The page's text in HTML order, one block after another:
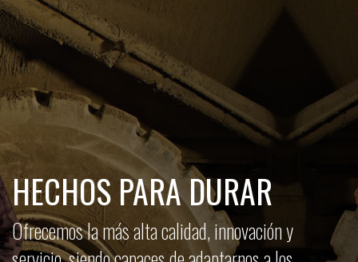
HECHOS PARA DURAR
Ofrecemos la más alta calidad, innovación y